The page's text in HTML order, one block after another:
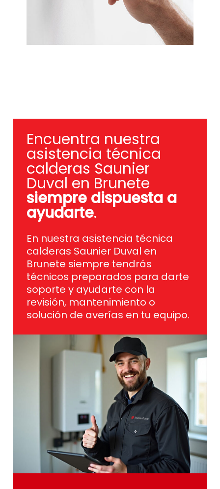
Encuentra nuestra
asistencia técnica
calderas Saunier
Duval en Brunete
siempre dispuesta a
ayudarte.
En nuestra asistencia técnica
calderas Saunier Duval en
Brunete siempre tendrás
técnicos preparados para darte
soporte y ayudarte con la
revisión, mantenimiento o
solución de averías en tu equipo.